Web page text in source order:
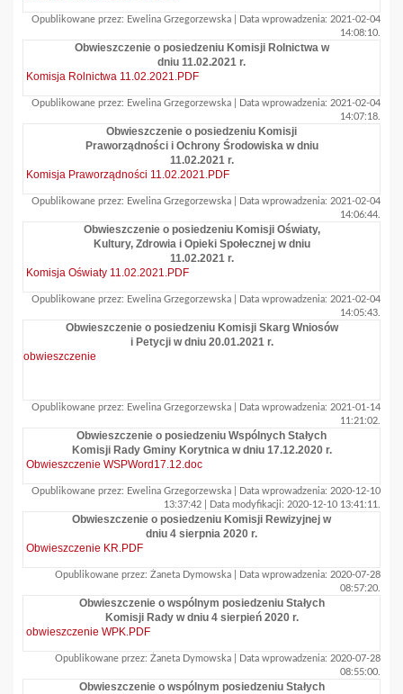
Opublikowane przez: Ewelina Grzegorzewska | Data wprowadzenia: 2021-02-04
14:08:10.
Obwieszczenie o posiedzeniu Komisji Rolnictwa w
dniu 11.02.2021 r.
Komisja Rolnictwa 11.02.2021.PDF
Opublikowane przez: Ewelina Grzegorzewska | Data wprowadzenia: 2021-02-04
14:07:18.
Obwieszczenie o posiedzeniu Komisji
Praworządności i Ochrony Środowiska w dniu
11.02.2021 r.
Komisja Praworządności 11.02.2021.PDF
Opublikowane przez: Ewelina Grzegorzewska | Data wprowadzenia: 2021-02-04
14:06:44.
Obwieszczenie o posiedzeniu Komisji Oświaty,
Kultury, Zdrowia i Opieki Społecznej w dniu
11.02.2021 r.
Komisja Oświaty 11.02.2021.PDF
Opublikowane przez: Ewelina Grzegorzewska | Data wprowadzenia: 2021-02-04
14:05:43.
Obwieszczenie o posiedzeniu Komisji Skarg Wniosów
i Petycji w dniu 20.01.2021 r.
obwieszczenie
Opublikowane przez: Ewelina Grzegorzewska | Data wprowadzenia: 2021-01-14
11:21:02.
Obwieszczenie o posiedzeniu Wspólnych Stałych
Komisji Rady Gminy Korytnica w dniu 17.12.2020 r.
Obwieszczenie WSPWord17.12.doc
Opublikowane przez: Ewelina Grzegorzewska | Data wprowadzenia: 2020-12-10
13:37:42 | Data modyfikacji: 2020-12-10 13:41:11.
Obwieszczenie o posiedzeniu Komisji Rewizyjnej w
dniu 4 sierpnia 2020 r.
Obwieszczenie KR.PDF
Opublikowane przez: Żaneta Dymowska | Data wprowadzenia: 2020-07-28
08:57:20.
Obwieszczenie o wspólnym posiedzeniu Stałych
Komisji Rady w dniu 4 sierpień 2020 r.
obwieszczenie WPK.PDF
Opublikowane przez: Żaneta Dymowska | Data wprowadzenia: 2020-07-28
08:55:00.
Obwieszczenie o wspólnym posiedzeniu Stałych